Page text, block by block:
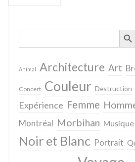
Search
SEARCH
Animal Architecture Art
Concert Couleur Destruction
Expérience Femme
Montréal Morbihan Musique
Noir et Blanc Portrait